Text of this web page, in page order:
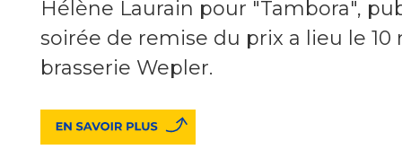
Hélène Laurain pour "Tambora",
soirée de remise du prix a lieu le 10
brasserie Wepler.